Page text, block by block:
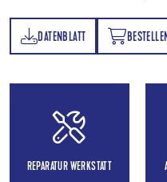
DATENBLATT BESTELLEN
BESTELLEN
REPARATUR WERKSTATT